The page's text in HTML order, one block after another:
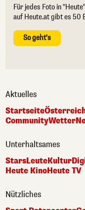
Für jedes Foto in
auf Heute.at gibt es 50
So geht's
Aktuelles
Startseite
CommunityWetter
Unterhaltsames
StarsLeuteKultur
Heute KinoHeute TV
Nützliches